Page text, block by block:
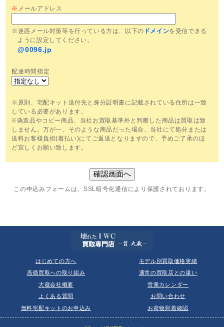
※ メールアドレス
※迷惑メール対策等を行っている方は、以下の ドメインを受信できる
ように設定してください。
@0096.jp
配達時間指定
※原則、宅配キット送付先と身分証明書に記載されている住所は一致
している必要があります。
※偽造品やコピー商品、当社お買取基準外と判断した商品は買取は致
しません。万が一、そのような商品だった場合、当社にて処分または
送料お客様負担(着払い)にてご返送となりますので、予めご了承のほ
ど宜しくお願い致します。
この申込みフォームは、SSL暗号化通信により保護されております。
はじめての方へ
モデル別買取価格実績
高価買取への取り組み
通常の買取店との違い
大蔵会社概要
営業カレンダー
よくある質問
お問い合わせ
無料宅配キットのお申込み
お荷物到着確認